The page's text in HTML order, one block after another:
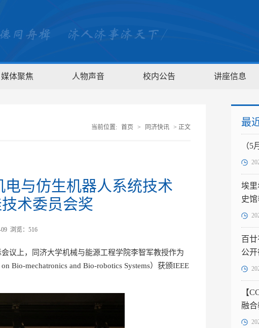
媒体聚焦 人物声音 校内公告 讲座信息
当前位置: 首页 > 同济快讯 > 正文
与仿生机器人系统技术
术委员会奖
浏览： 516
议上，同济大学机械与能源工程学院李智军教授作为
Bio-mechatronics and Bio-robotics Systems）获颁IEEE
最
（
埃里
史
百
公开
【
融